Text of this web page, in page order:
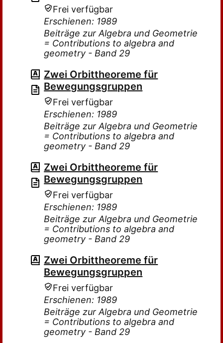
Frei verfügbar
Erschienen: 1989
Beiträge zur Algebra und Geometrie
= Contributions to algebra and
geometry - Band 29
Zwei Orbittheoreme für
Bewegungsgruppen
Frei verfügbar
Erschienen: 1989
Beiträge zur Algebra und Geometrie
= Contributions to algebra and
geometry - Band 29
Zwei Orbittheoreme für
Bewegungsgruppen
Frei verfügbar
Erschienen: 1989
Beiträge zur Algebra und Geometrie
= Contributions to algebra and
geometry - Band 29
Zwei Orbittheoreme für
Bewegungsgruppen
Frei verfügbar
Erschienen: 1989
Beiträge zur Algebra und Geometrie
= Contributions to algebra and
geometry - Band 29